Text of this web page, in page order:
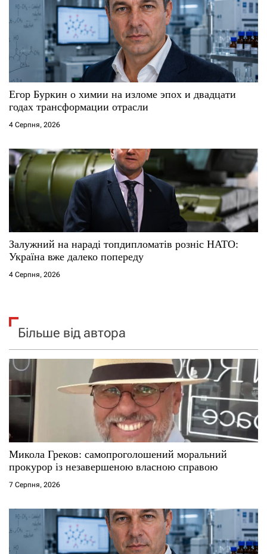
Егор Буркин о химии на изломе эпох и двадцати
годах трансформации отрасли
4 Серпня, 2026
Залужний на нараді топдипломатів розніс НАТО:
Україна вже далеко попереду
4 Серпня, 2026
Більше від автора
Микола Греков: самопроголошений моральний
прокурор із незавершеною власною справою
7 Серпня, 2026